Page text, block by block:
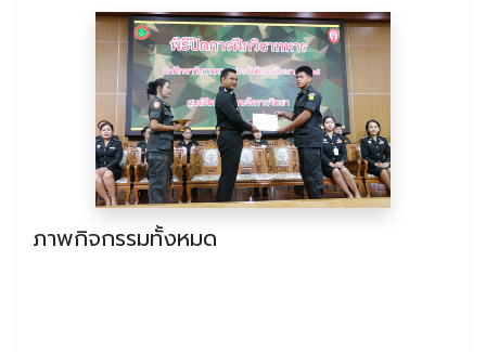
ภาพกิจกรรมทั้งหมด